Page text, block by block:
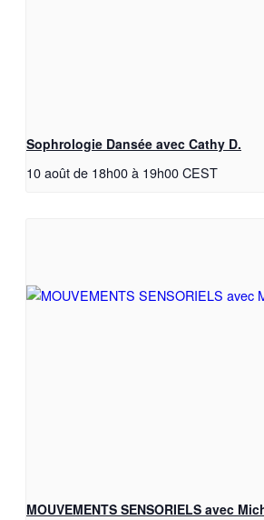
Sophrologie Dansée avec Cathy D.
10 août de 18h00à 19h00CEST
MOUVEMENTS SENSORIELS avec